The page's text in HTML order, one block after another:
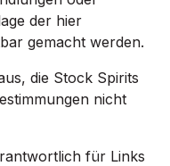
der hier
gemacht werden.
die Stock Spirits
nicht
für Links